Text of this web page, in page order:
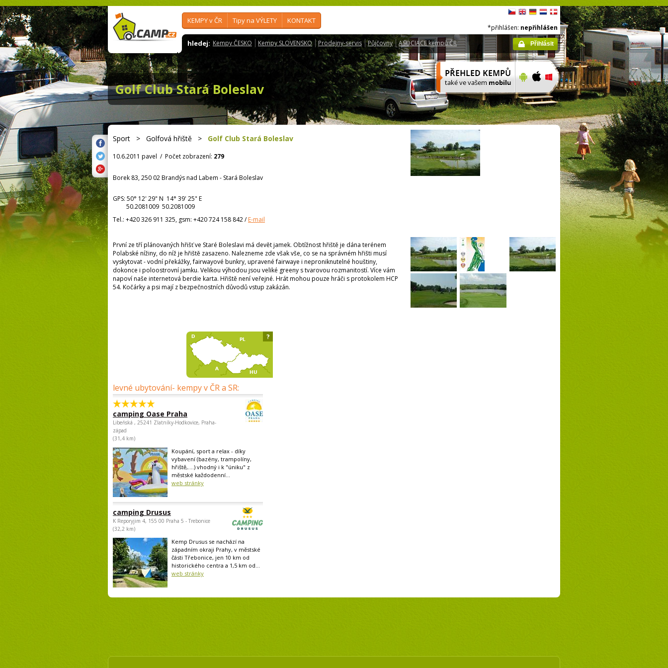
KEMPY v ČR Tipy na VÝLETY KONTAKT
hledej: Kempy ČESKO Kempy SLOVENSKO Prodejny-servis Půjčovny ASOCIACE kempů ČR
*přihlášen: nepřihlášen
Přihlásit
Golf Club Stará Boleslav
Sport > Golfová hřiště > Golf Club Stará Boleslav
10.6.2011 pavel / Počet zobrazení: 279
Borek 83, 250 02 Brandýs nad Labem - Stará Boleslav
GPS: 50° 12' 29" N 14° 39' 25" E
50.2081009 50.2081009
Tel.: +420 326 911 325, gsm: +420 724 158 842/E-mail
První ze tří plánovaných hřišť ve Staré Boleslavi má devět jamek. Obtížnost hřiště je dána terénem
Polabské nížiny, do níž je hřiště zasazeno. Nalezneme zde však vše, co se na správném hřišti musí
vyskytovat - vodní překážky, fairwayové bunkry, upravené fairwaye i neproniknutelné houštiny,
dokonce i poloostrovní jamku. Velikou výhodou jsou veliké greeny s tvarovou rozmanitostí. Více vám
napoví naše internetová berdie karta. Hřiště není veřejné. Hrát mohou pouze hráči s protokolem HCP
54. Kočárky a psi mají z bezpečnostních důvodů vstup zakázán.
levné ubytování- kempy v ČR a SR:
camping Oase Praha
Libeňská , 25241 Zlatníky-Hodkovice, Praha-
západ
(31,4 km)
Koupání, sport a relax - díky
vybavení (bazény, trampolíny,
hřiště,....) vhodný i k "úniku" z
městské každodenní...
web stránky
camping Drusus
K Reporyjim 4, 155 00 Praha 5 - Trebonice
(32,2 km)
Kemp Drusus se nachází na
západním okraji Prahy, v městské
části Třebonice, jen 10 km od
historického centra a 1,5 km od...
web stránky
?